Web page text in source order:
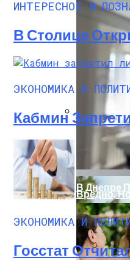
На Какую
Вредно,
В Днепре
ИНТЕРЕСНОЕ И
В Столице
ЭКОНОМИКА И
Кабмин
ЭКОНОМИКА И
Госстат